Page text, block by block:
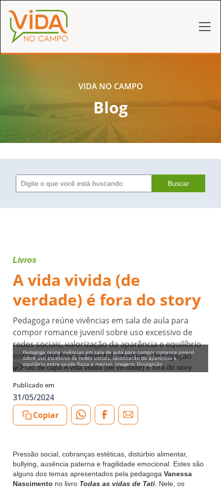
VIDA NO CAMPO
Blog
Buscar
Livros
A vida vivida (de
verdade) é fora do story
Pedagoga reúne vivências em sala de aula para
compor romance juvenil sobre uso excessivo de
redes sociais, valorização da aparência e equilíbrio
entre saúde física e mental. Imagem: Divulgação
Pedagoga reúne vivências em sala de aula para compor romance juvenil
sobre uso excessivo de redes sociais, valorização da aparência e
equilíbrio entre saúde física e mental. Imagem: Divulgação
Publicado em
31/05/2024
Copiar
Pressão social, cobranças estéticas, distúrbio alimentar,
bullying, ausência paterna e fragilidade emocional. Estes são
alguns dos temas apresentados pela pedagoga Vanessa
Nascimento no livro Todas as vidas de Tati. Nele, os